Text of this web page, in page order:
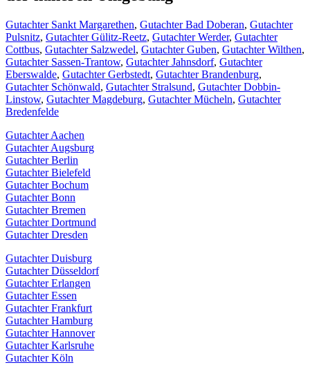
Gutachter Sankt Margarethen, Gutachter Bad Doberan, Gutachter
Pulsnitz, Gutachter Gülitz-Reetz, Gutachter Werder, Gutachter
Cottbus, Gutachter Salzwedel, Gutachter Guben, Gutachter Wilthen,
Gutachter Sassen-Trantow, Gutachter Jahnsdorf, Gutachter
Eberswalde, Gutachter Gerbstedt, Gutachter Brandenburg,
Gutachter Schönwald, Gutachter Stralsund, Gutachter Dobbin-
Linstow, Gutachter Magdeburg, Gutachter Mücheln, Gutachter
Bredenfelde
Gutachter Aachen
Gutachter Augsburg
Gutachter Berlin
Gutachter Bielefeld
Gutachter Bochum
Gutachter Bonn
Gutachter Bremen
Gutachter Dortmund
Gutachter Dresden
Gutachter Duisburg
Gutachter Düsseldorf
Gutachter Erlangen
Gutachter Essen
Gutachter Frankfurt
Gutachter Hamburg
Gutachter Hannover
Gutachter Karlsruhe
Gutachter Köln